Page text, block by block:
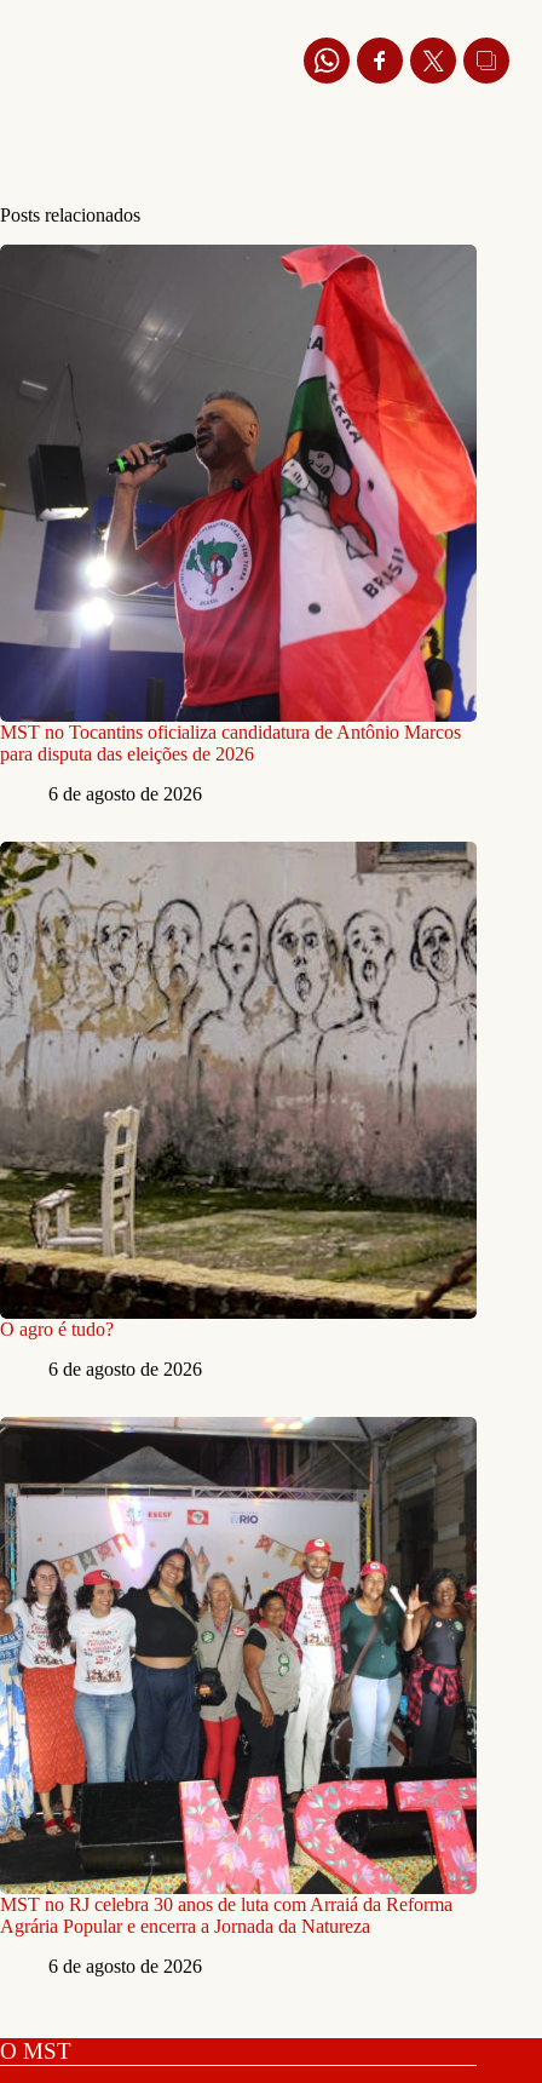
Posts relacionados
MST no Tocantins oficializa candidatura de Antônio Marcos
para disputa das eleições de 2026
6 de agosto de 2026
O agro é tudo?
6 de agosto de 2026
MST no RJ celebra 30 anos de luta com Arraiá da Reforma
Agrária Popular e encerra a Jornada da Natureza
6 de agosto de 2026
O MST